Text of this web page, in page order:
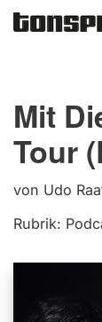
Mit
Tour
von Udo
Rubrik: